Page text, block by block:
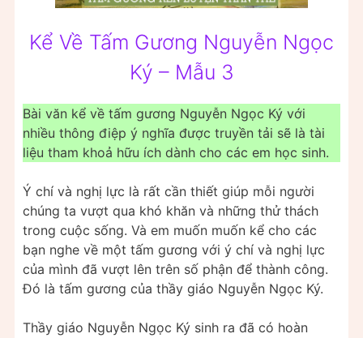
Kể Về Tấm Gương Nguyễn Ngọc
Ký – Mẫu 3
Bài văn kể về tấm gương Nguyễn Ngọc Ký với
nhiều thông điệp ý nghĩa được truyền tải sẽ là tài
liệu tham khoả hữu ích dành cho các em học sinh.
Ý chí và nghị lực là rất cần thiết giúp mỗi người
chúng ta vượt qua khó khăn và những thử thách
trong cuộc sống. Và em muốn muốn kể cho các
bạn nghe về một tấm gương với ý chí và nghị lực
của mình đã vượt lên trên số phận để thành công.
Đó là tấm gương của thầy giáo Nguyễn Ngọc Ký.
Thầy giáo Nguyễn Ngọc Ký sinh ra đã có hoàn